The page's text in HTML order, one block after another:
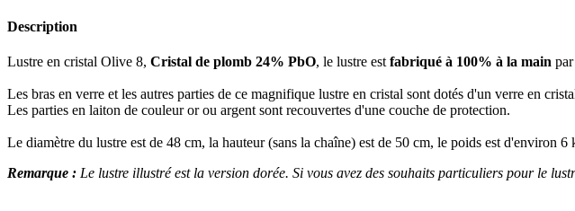
Description
Lustre en cristal Olive 8, Cristal de plomb 24% PbO, le lustre est fabriqué à 100% à la main
Les bras en verre et les autres parties de ce magnifique lustre en cristal sont dotés d'un verre en
Les parties en laiton de couleur or ou argent sont recouvertes d'une couche de protection.
Le diamètre du lustre est de 48 cm, la hauteur (sans la chaîne) est de 50 cm, le poids est d'environ
Remarque : Le lustre illustré est la version dorée. Si vous avez des souhaits particuliers pour le